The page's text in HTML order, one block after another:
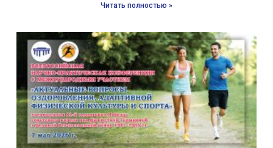
Читать полностью »